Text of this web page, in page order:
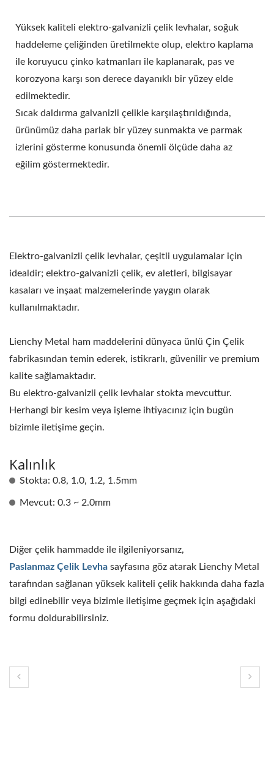
Yüksek kaliteli elektro-galvanizli çelik levhalar, soğuk
haddeleme çeliğinden üretilmekte olup, elektro kaplama
ile koruyucu çinko katmanları ile kaplanarak, pas ve
korozyona karşı son derece dayanıklı bir yüzey elde
edilmektedir.
Sıcak daldırma galvanizli çelikle karşılaştırıldığında,
ürünümüz daha parlak bir yüzey sunmakta ve parmak
izlerini gösterme konusunda önemli ölçüde daha az
eğilim göstermektedir.
Elektro-galvanizli çelik levhalar, çeşitli uygulamalar için
idealdir; elektro-galvanizli çelik, ev aletleri, bilgisayar
kasaları ve inşaat malzemelerinde yaygın olarak
kullanılmaktadır.
Lienchy Metal ham maddelerini dünyaca ünlü Çin Çelik
fabrikasından temin ederek, istikrarlı, güvenilir ve premium
kalite sağlamaktadır.
Bu elektro-galvanizli çelik levhalar stokta mevcuttur.
Herhangi bir kesim veya işleme ihtiyacınız için bugün
bizimle iletişime geçin.
Kalınlık
Stokta: 0.8, 1.0, 1.2, 1.5mm
Mevcut: 0.3 ~ 2.0mm
Diğer çelik hammadde ile ilgileniyorsanız,
Paslanmaz Çelik Levha sayfasına göz atarak Lienchy Metal
tarafından sağlanan yüksek kaliteli çelik hakkında daha fazla
bilgi edinebilir veya bizimle iletişime geçmek için aşağıdaki
formu doldurabilirsiniz.